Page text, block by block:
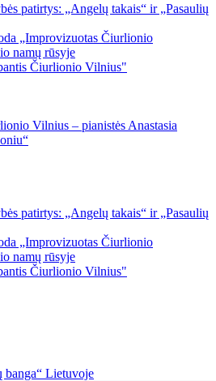
patirtys: „Angelų takais“ ir „Pasaulių
„Improvizuotas Čiurlionio
namų rūsyje
Čiurlionio Vilnius"
Vilnius – pianistės Anastasia
patirtys: „Angelų takais“ ir „Pasaulių
„Improvizuotas Čiurlionio
namų rūsyje
Čiurlionio Vilnius"
Lietuvoje